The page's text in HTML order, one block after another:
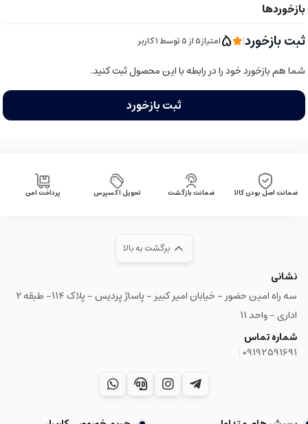
ثبت بازخورد|
5امتیاز5 از ۵ توسط 1 کاربر
شما هم بازخورد خود را در رابطه با این محصول ثبت کنید.
ثبت بازخورد
ضمانت اصل بودن کالا ضمانت بازگشت تحویل اکسپرس پرداخت امن
برگشت به بالا
نشانی
سه راه امین حضور - خیابان امیر کبیر - پاساژ پردیس - پلاک ۱۱۴- طبقه ۲
اداری - واحد ۱۱
شماره تماس
09192591691